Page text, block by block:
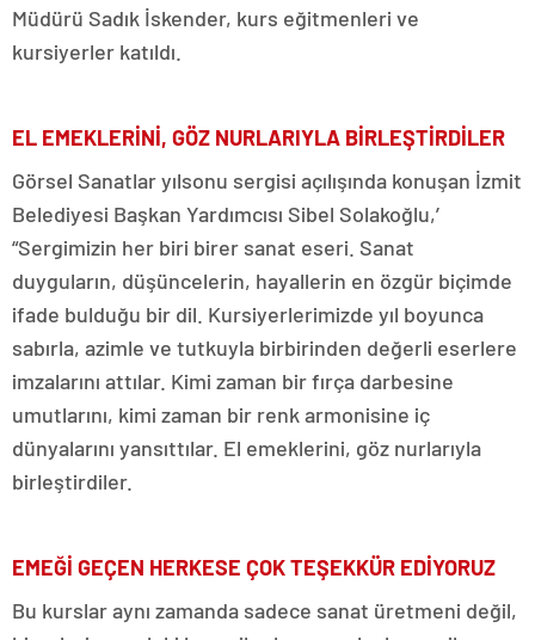
Müdürü Sadık İskender, kurs eğitmenleri ve
kursiyerler katıldı.
EL EMEKLERİNİ, GÖZ NURLARIYLA BİRLEŞTİRDİLER
Görsel Sanatlar yılsonu sergisi açılışında konuşan İzmit
Belediyesi Başkan Yardımcısı Sibel Solakoğlu,’
“Sergimizin her biri birer sanat eseri. Sanat
duyguların, düşüncelerin, hayallerin en özgür biçimde
ifade bulduğu bir dil. Kursiyerlerimizde yıl boyunca
sabırla, azimle ve tutkuyla birbirinden değerli eserlere
imzalarını attılar. Kimi zaman bir fırça darbesine
umutlarını, kimi zaman bir renk armonisine iç
dünyalarını yansıttılar. El emeklerini, göz nurlarıyla
birleştirdiler.
EMEĞİ GEÇEN HERKESE ÇOK TEŞEKKÜR EDİYORUZ
Bu kurslar aynı zamanda sadece sanat üretmeni değil,